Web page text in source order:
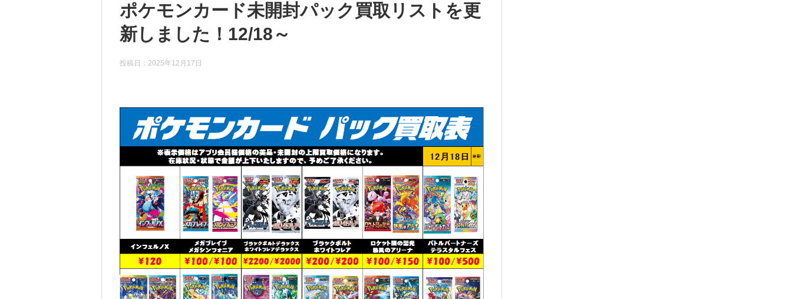
ポケモンカード未開封パック買取リストを更
新しました！12/18～
投稿日： 2025年12月17日